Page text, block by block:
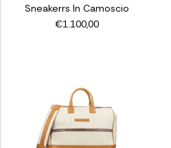
Sneakerrs In Camoscio
€1.100,00